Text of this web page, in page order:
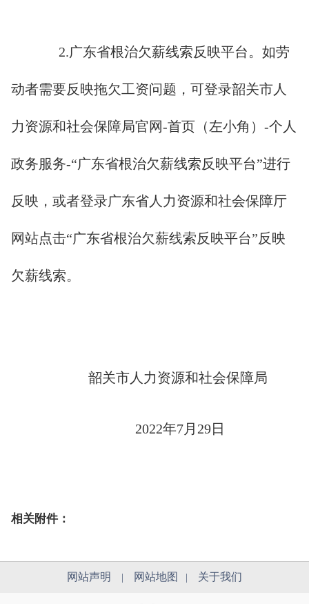
2.广东省根治欠薪线索反映平台。如劳
动者需要反映拖欠工资问题，可登录韶关市人
力资源和社会保障局官网-首页（左小角）-个人
政务服务-“广东省根治欠薪线索反映平台”进行
反映，或者登录广东省人力资源和社会保障厅
网站点击“广东省根治欠薪线索反映平台”反映
欠薪线索。
韶关市人力资源和社会保障局
2022年7月29日
相关附件：
网站声明 网站地图 关于我们